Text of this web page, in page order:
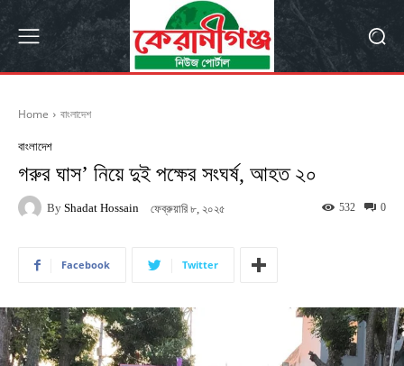
Home বাংলাদেশ
বাংলাদেশ
গরুর ঘাস’ নিয়ে দুই পক্ষের সংঘর্ষ, আহত ২০
By Shadat Hossain ফেব্রুয়ারি ৮, ২০২৫ 0
532
Facebook Twitter